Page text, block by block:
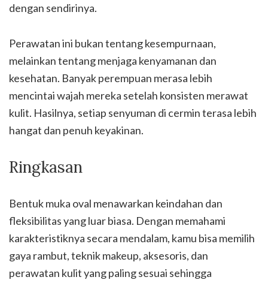
dengan sendirinya.
Perawatan ini bukan tentang kesempurnaan,
melainkan tentang menjaga kenyamanan dan
kesehatan. Banyak perempuan merasa lebih
mencintai wajah mereka setelah konsisten merawat
kulit. Hasilnya, setiap senyuman di cermin terasa lebih
hangat dan penuh keyakinan.
Ringkasan
Bentuk muka oval menawarkan keindahan dan
fleksibilitas yang luar biasa. Dengan memahami
karakteristiknya secara mendalam, kamu bisa memilih
gaya rambut, teknik makeup, aksesoris, dan
perawatan kulit yang paling sesuai sehingga